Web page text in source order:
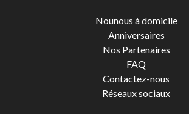
Nounous à domicile
Anniversaires
Nos Partenaires
FAQ
Contactez-nous
Réseaux sociaux